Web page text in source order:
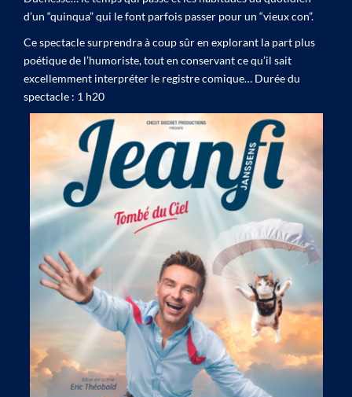
d’un “quinqua” qui le font parfois passer pour un “vieux con”.
Ce spectacle surprendra à coup sûr en explorant la part plus
poétique de l’humoriste, tout en conservant ce qu’il sait
excellemment interpréter le registre comique… Durée du
spectacle : 1 h20